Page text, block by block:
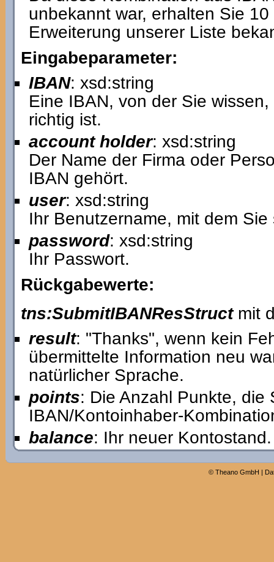
unbekannt war, erhalten Sie
Erweiterung unserer Liste
Eingabeparameter:
IBAN: xsd:string
Eine IBAN, von der Sie
richtig ist.
account holder: xsd:string
Der Name der Firma oder
IBAN gehört.
user: xsd:string
Ihr Benutzername, mit dem
password: xsd:string
Ihr Passwort.
Rückgabewerte:
tns:SubmitIBANResStructmit
result: "Thanks", wenn kein
übermittelte Information neu
natürlicher Sprache.
points: Die Anzahl Punkte,
IBAN/Kontoinhaber-
balance: Ihr neuer Kontostand.
© Theano GmbH |